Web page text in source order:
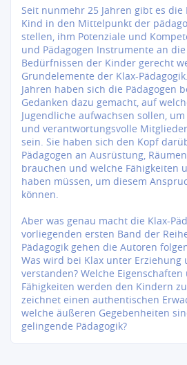
Seit nunmehr 25 Jahren gibt es die
Kind in den Mittelpunkt der
stellen, ihm Potenziale und
und Pädagogen Instrumente an
Bedürfnissen der Kinder gerecht
Grundelemente der Klax-
Jahren haben sich die Pädagogen
Gedanken dazu gemacht, auf
Jugendliche aufwachsen sollen,
und verantwortungsvolle
sein. Sie haben sich den Kopf
Pädagogen an Ausrüstung,
brauchen und welche Fähigkeiten
haben müssen, um diesem
können.
Aber was genau macht die Klax-
vorliegenden ersten Band der
Pädagogik gehen die Autoren
Was wird bei Klax unter Erziehung
verstanden? Welche
Fähigkeiten werden den Kindern
zeichnet einen authentischen
welche äußeren Gegebenheiten
gelingende Pädagogik?